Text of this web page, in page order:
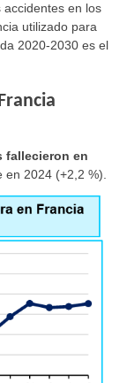
en los
utilizado para
2020-2030 es el
fallecieron en
en 2024 (+2,2 %).